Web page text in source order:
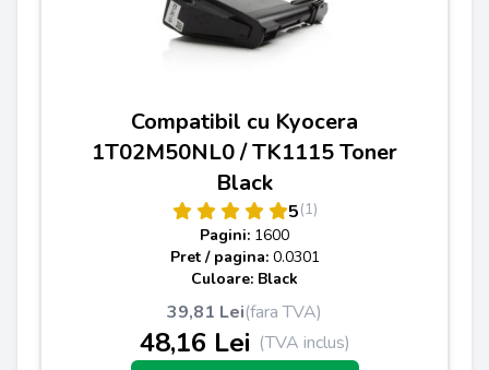
Compatibil cu Kyocera
1T02M50NL0 / TK1115 Toner
Black
5(1)
Pagini: 1600
Pret / pagina: 0.0301
Culoare: Black
39,81 Lei(fara TVA)
48,16 Lei (TVA inclus)